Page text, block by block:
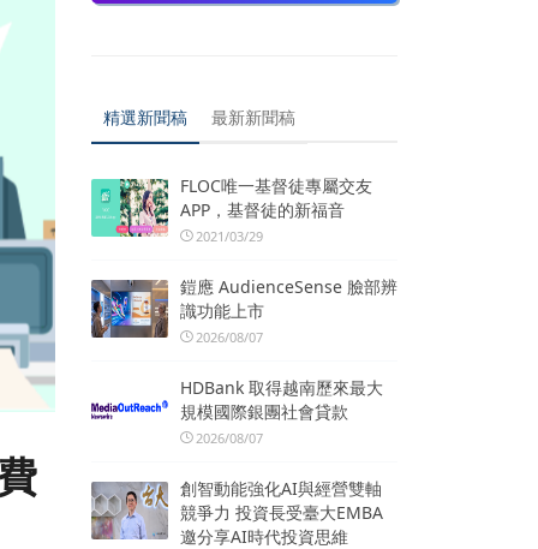
精選新聞稿 最新新聞稿
FLOC唯一基督徒專屬交友
APP，基督徒的新福音
2021/03/29
鎧應 AudienceSense 臉部辨
識功能上市
2026/08/07
HDBank 取得越南歷來最大
規模國際銀團社會貸款
2026/08/07
創智動能強化AI與經營雙軸
競爭力 投資長受臺大EMBA
邀分享AI時代投資思維